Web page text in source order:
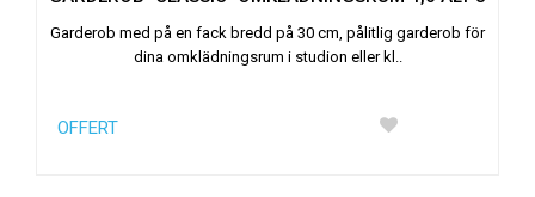
Garderob med på en fack bredd på 30 cm, pålitlig garderob för
dina omklädningsrum i studion eller kl..
OFFERT